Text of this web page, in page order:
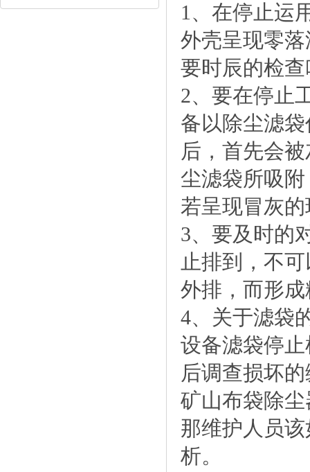
1、在停止运
外壳呈现零
要时辰的检
2、要在停止
备以除尘滤
后，首先会
尘滤袋所吸
若呈现冒灰
3、要及时的
止排到，不
外排，而形
4、关于滤袋
设备滤袋停
后调查损坏
矿山布袋除
那维护人员
析。